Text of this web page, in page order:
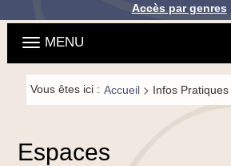
site
Accès par genres
Menu
principal
Ouvrir
la
navigation
Fil de
navigation-
FR
Vous êtes ici : Accueil > Infos Pratiques
Espaces